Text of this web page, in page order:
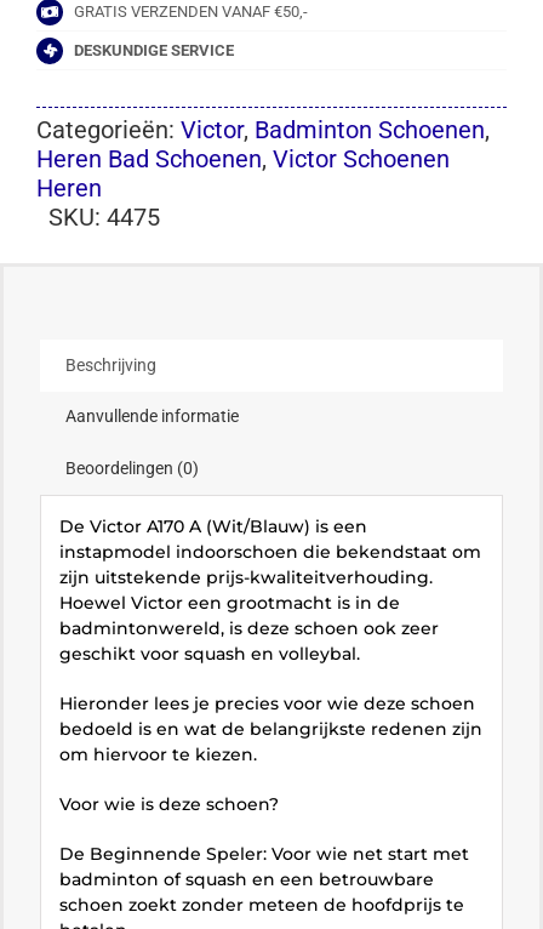
GRATIS VERZENDEN VANAF €50,-
DESKUNDIGE SERVICE
Categorieën: Victor, Badminton Schoenen,
Heren Bad Schoenen, Victor Schoenen
Heren
SKU: 4475
Beschrijving
Aanvullende informatie
Beoordelingen (0)
De Victor A170 A (Wit/Blauw) is een
instapmodel indoorschoen die bekendstaat om
zijn uitstekende prijs-kwaliteitverhouding.
Hoewel Victor een grootmacht is in de
badmintonwereld, is deze schoen ook zeer
geschikt voor squash en volleybal.
Hieronder lees je precies voor wie deze schoen
bedoeld is en wat de belangrijkste redenen zijn
om hiervoor te kiezen.
Voor wie is deze schoen?
De Beginnende Speler: Voor wie net start met
badminton of squash en een betrouwbare
schoen zoekt zonder meteen de hoofdprijs te